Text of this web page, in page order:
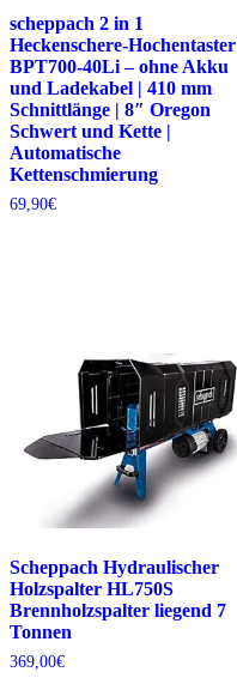
scheppach 2 in 1
Heckenschere-Hochentaster
BPT700-40Li – ohne Akku
und Ladekabel | 410 mm
Schnittlänge | 8″ Oregon
Schwert und Kette |
Automatische
Kettenschmierung
69,90€
Scheppach Hydraulischer
Holzspalter HL750S
Brennholzspalter liegend 7
Tonnen
369,00€